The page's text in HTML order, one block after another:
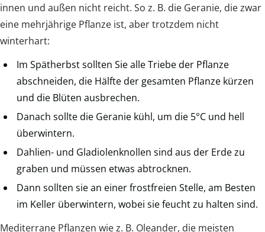
innen und außen nicht reicht. So z. B. die Geranie, die zwar
eine mehrjährige Pflanze ist, aber trotzdem nicht
winterhart:
Im Spätherbst sollten Sie alle Triebe der Pflanze
abschneiden, die Hälfte der gesamten Pflanze kürzen
und die Blüten ausbrechen.
Danach sollte die Geranie kühl, um die 5°C und hell
überwintern.
Dahlien- und Gladiolenknollen sind aus der Erde zu
graben und müssen etwas abtrocknen.
Dann sollten sie an einer frostfreien Stelle, am Besten
im Keller überwintern, wobei sie feucht zu halten sind.
Mediterrane Pflanzen wie z. B. Oleander, die meisten